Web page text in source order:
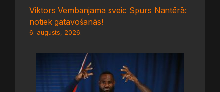
Viktors Vembanjama sveic Spurs Nantērā:
notiek gatavošanās!
6. augusts, 2026.